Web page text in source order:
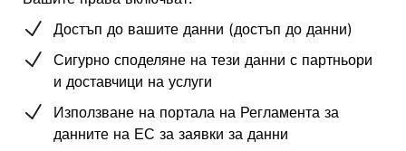
Достъп до вашите данни (достъп до данни)
Сигурно споделяне на тези данни с партньори
и доставчици на услуги
Използване на портала на Регламента за
данните на ЕС за заявки за данни